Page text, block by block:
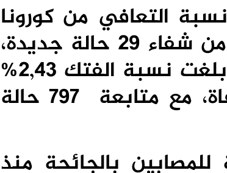
التعافي من كورونا
في 88,45% في المملكة، بعد التأكد من شفاء 29 حالة جديدة،
بحصيلة اجمالية 7725 حالة، في وقت بلغت نسبة الفتك 2,43%
بعد استقرار عدد الوفيات في 212 وفاة، مع متابعة 797 حالة
للمصابين بالجائحة منذ